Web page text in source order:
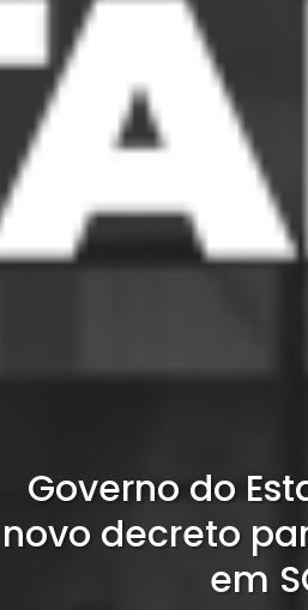
Governo do
novo decreto
em